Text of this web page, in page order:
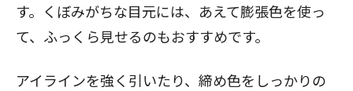
す。くぼみがちな目元には、あえて膨張色を使っ
て、ふっくら見せるのもおすすめです。
アイラインを強く引いたり、締め色をしっかりの